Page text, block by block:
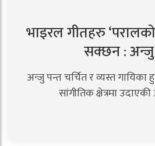
भाइरल गीतहरु
सक्छन :
अन्जु पन्त चर्चित र व्यस्त गायिका
सांगीतिक क्षेत्रमा उदाएकी